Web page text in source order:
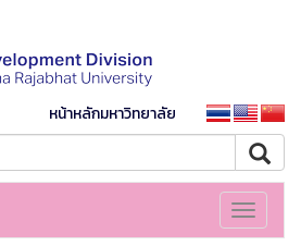
หน้าหลักมหาวิทยาลัย
Toggle